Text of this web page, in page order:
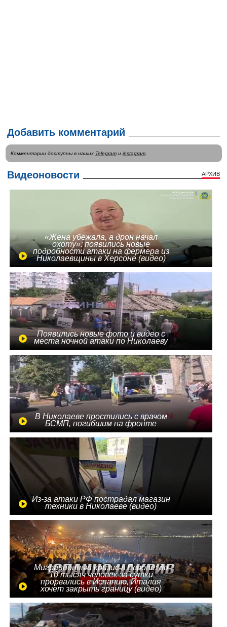
Добавить комментарий
Комментарии доступны в наших Telegramи instagram.
Видеоновости АРХИВ
«Жена убежала, а дрон начал
охоту»: появились новые
подробности атаки на фермера из
Николаевщины в Херсоне (видео)
Появились новые фото и видео с
места ночной атаки по Николаеву
В Николаеве простились с врачом
БСМП, погибшим на фронте
Из-за атаки РФ пострадал магазин
техники в Николаеве (видео)
Миграционный кризис в Европе: до
10 тысяч человек за сутки
прорвались в Испанию, Италия
хочет закрыть границу (видео)